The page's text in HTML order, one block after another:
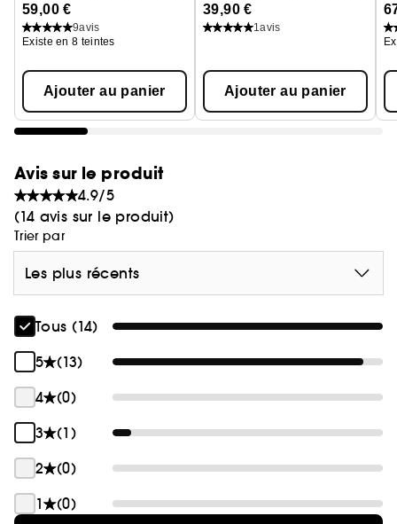
59,00 €
9avis
Existe en 8 teintes
Ajouter au panier
39,90 €
1avis
Ajouter au panier
Avis sur le produit
4.9/5
(14 avis sur le produit)
Trier par
Les plus récents
Tous (14)
5
(13)
4
(0)
3
(1)
2
(0)
1
(0)